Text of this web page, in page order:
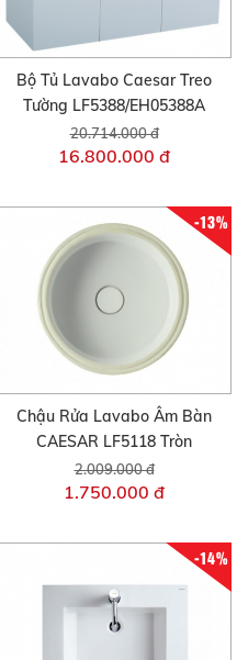
Bộ Tủ Lavabo Caesar Treo
Tường LF5388/EH05388A
20.714.000 đ
16.800.000 đ
-13%
Chậu Rửa Lavabo Âm Bàn
CAESAR LF5118 Tròn
2.009.000 đ
1.750.000 đ
-14%